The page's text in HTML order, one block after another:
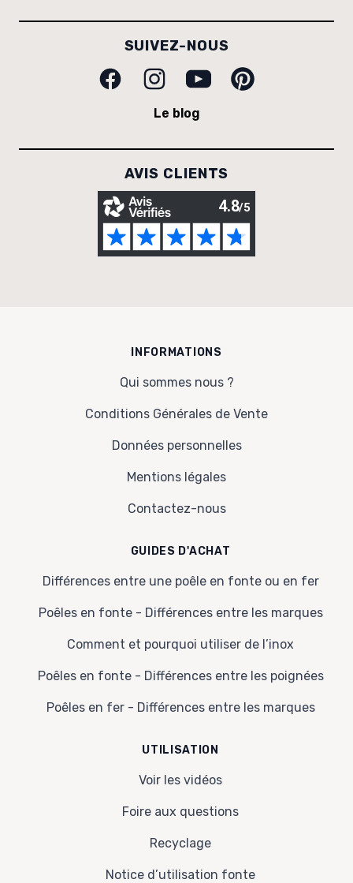
SUIVEZ-NOUS
FacebookInstagramYoutubePinterest
Le blog
AVIS CLIENTS
INFORMATIONS
Qui sommes nous ?
Conditions Générales de Vente
Données personnelles
Mentions légales
Contactez-nous
GUIDES D'ACHAT
Différences entre une poêle en fonte ou en fer
Poêles en fonte - Différences entre les marques
Comment et pourquoi utiliser de l’inox
Poêles en fonte - Différences entre les poignées
Poêles en fer - Différences entre les marques
UTILISATION
Voir les vidéos
Foire aux questions
Recyclage
Notice d’utilisation fonte